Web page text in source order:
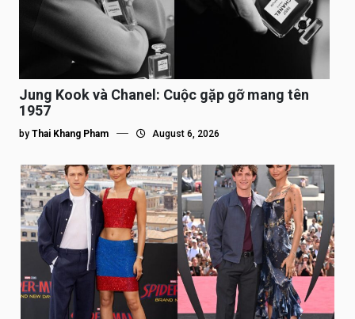
Jung Kook và Chanel: Cuộc gặp gỡ mang tên
1957
by Thai Khang Pham August 6, 2026